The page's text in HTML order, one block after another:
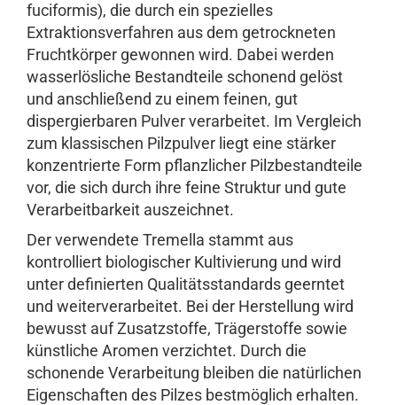
fuciformis), die durch ein spezielles
Extraktionsverfahren aus dem getrockneten
Fruchtkörper gewonnen wird. Dabei werden
wasserlösliche Bestandteile schonend gelöst
und anschließend zu einem feinen, gut
dispergierbaren Pulver verarbeitet. Im Vergleich
zum klassischen Pilzpulver liegt eine stärker
konzentrierte Form pflanzlicher Pilzbestandteile
vor, die sich durch ihre feine Struktur und gute
Verarbeitbarkeit auszeichnet.
Der verwendete Tremella stammt aus
kontrolliert biologischer Kultivierung und wird
unter definierten Qualitätsstandards geerntet
und weiterverarbeitet. Bei der Herstellung wird
bewusst auf Zusatzstoffe, Trägerstoffe sowie
künstliche Aromen verzichtet. Durch die
schonende Verarbeitung bleiben die natürlichen
Eigenschaften des Pilzes bestmöglich erhalten.